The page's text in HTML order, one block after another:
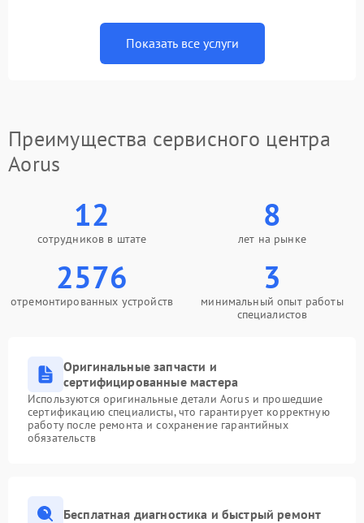
Показать все услуги
Преимущества сервисного центра
Aorus
12
сотрудников в штате
8
лет на рынке
2576
отремонтированных устройств
3
минимальный опыт работы
специалистов
Оригинальные запчасти и
сертифицированные мастера
Используются оригинальные детали Aorus и прошедшие
сертификацию специалисты, что гарантирует корректную
работу после ремонта и сохранение гарантийных
обязательств
Бесплатная диагностика и быстрый ремонт